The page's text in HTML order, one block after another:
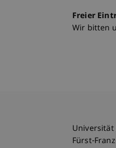
Freier
Wir bitten
Universität
Fürst-